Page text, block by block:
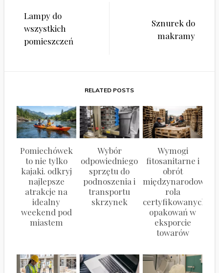
Nawigacja
wpisu
Lampy do
wszystkich
pomieszczeń
Sznurek do
makramy
RELATED POSTS
Pomiechówek
to nie tylko
kajaki. odkryj
najlepsze
atrakcje na
idealny
weekend pod
miastem
Wybór
odpowiedniego
sprzętu do
podnoszenia i
transportu
skrzynek
Wymogi
fitosanitarne i
obrót
międzynarodowy:
rola
certyfikowanych
opakowań w
eksporcie
towarów